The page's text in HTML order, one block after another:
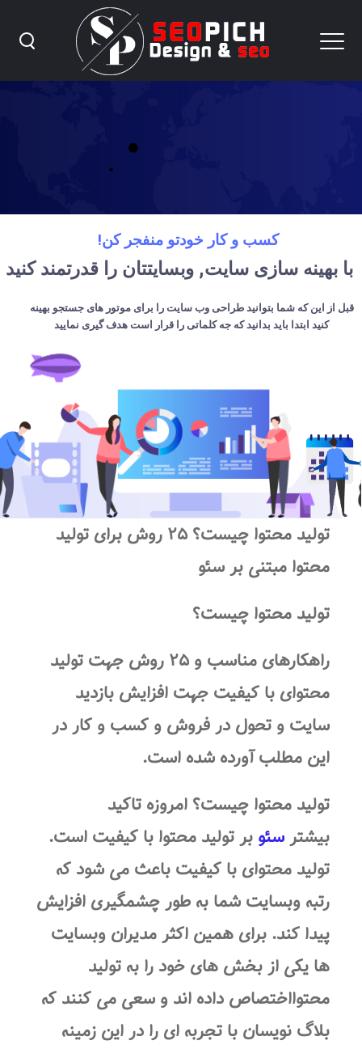
مناسبی تولید کنیم
کسب و کار خودتو منفجر کن!
با بهینه سازی سایت, وبسایتتان را قدرتمند کنید
قبل از این که شما بتوانید طراحی وب سایت را برای موتور های جستجو بهینه
کنید ابتدا باید بدانید که جه کلماتی را قرار است هدف گیری نمایید
تولید محتوا چیست؟ ۲۵ روش برای تولید
محتوا مبتنی بر سئو
تولید محتوا چیست؟
راهکارهای مناسب و ۲۵ روش جهت تولید
محتوای با کیفیت جهت افزایش بازدید
سایت و تحول در فروش و کسب و کار در
این مطلب آورده شده است.
تولید محتوا چیست؟امروزه تاکید
بیشترسئو بر تولید محتوا با کیفیت است.
تولید محتوای با کیفیت باعث می شود که
رتبه وبسایت شما به طور چشمگیری افزایش
پیدا کند. برای همین اکثر مدیران وبسایت
ها یکی از بخش های خود را به تولید
محتوااختصاص داده اند و سعی می کنند که
بلاگ نویسان با تجربه ای را در این زمینه